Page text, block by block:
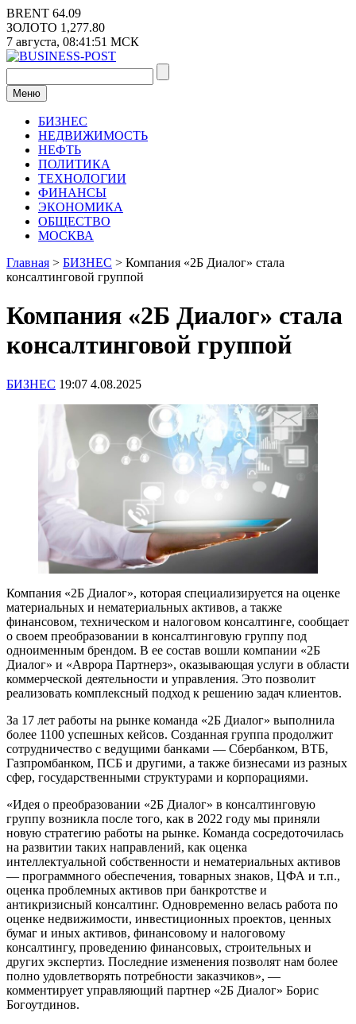
Перейти
к
содержимому
BRENT 64.09
ЗОЛОТО 1,277.80
7 августа, 08:41:51 МСК
Меню
БИЗНЕС
НЕДВИЖИМОСТЬ
НЕФТЬ
ПОЛИТИКА
ТЕХНОЛОГИИ
ФИНАНСЫ
ЭКОНОМИКА
ОБЩЕСТВО
МОСКВА
Главная > БИЗНЕС > Компания «2Б Диалог» стала
консалтинговой группой
Компания «2Б Диалог» стала
консалтинговой группой
БИЗНЕС 19:07 4.08.2025
Компания «2Б Диалог», которая специализируется на оценке
материальных и нематериальных активов, а также
финансовом, техническом и налоговом консалтинге, сообщает
о своем преобразовании в консалтинговую группу под
одноименным брендом. В ее состав вошли компании «2Б
Диалог» и «Аврора Партнерз», оказывающая услуги в области
коммерческой деятельности и управления. Это позволит
реализовать комплексный подход к решению задач клиентов.
За 17 лет работы на рынке команда «2Б Диалог» выполнила
более 1100 успешных кейсов. Созданная группа продолжит
сотрудничество с ведущими банками — Сбербанком, ВТБ,
Газпромбанком, ПСБ и другими, а также бизнесами из разных
сфер, государственными структурами и корпорациями.
«Идея о преобразовании «2Б Диалог» в консалтинговую
группу возникла после того, как в 2022 году мы приняли
новую стратегию работы на рынке. Команда сосредоточилась
на развитии таких направлений, как оценка
интеллектуальной собственности и нематериальных активов
— программного обеспечения, товарных знаков, ЦФА и т.п.,
оценка проблемных активов при банкротстве и
антикризисный консалтинг. Одновременно велась работа по
оценке недвижимости, инвестиционных проектов, ценных
бумаг и иных активов, финансовому и налоговому
консалтингу, проведению финансовых, строительных и
других экспертиз. Последние изменения позволят нам более
полно удовлетворять потребности заказчиков», —
комментирует управляющий партнер «2Б Диалог» Борис
Богоутдинов.